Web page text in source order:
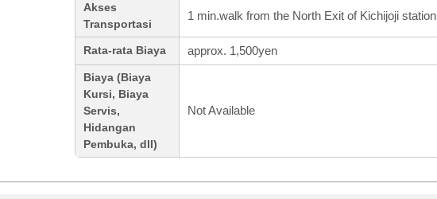
Akses
Transportasi
1 min.walk from the North Exit of Kichijoji station
Rata-rata Biaya approx. 1,500yen
Biaya (Biaya
Kursi, Biaya
Servis,
Hidangan
Pembuka, dll)
Not Available